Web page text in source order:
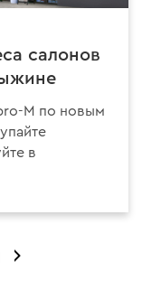
салонов
M по новым
в
Последняя